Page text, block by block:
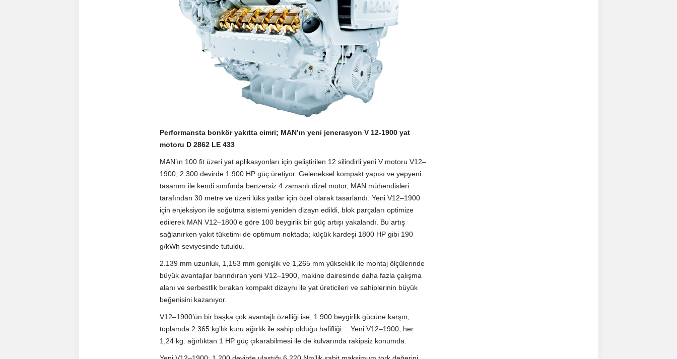
Performansta bonkör yakıtta cimri; MAN’ın yeni jenerasyon V 12-1900 yat
motoru D 2862 LE 433
MAN’ın 100 fit üzeri yat aplikasyonları için geliştirilen 12 silindirli yeni V motoru V12–
1900; 2.300 devirde 1.900 HP güç üretiyor. Geleneksel kompakt yapısı ve yepyeni
tasarımı ile kendi sınıfında benzersiz 4 zamanlı dizel motor, MAN mühendisleri
tarafından 30 metre ve üzeri lüks yatlar için özel olarak tasarlandı. Yeni V12–1900
için enjeksiyon ile soğutma sistemi yeniden dizayn edildi, blok parçaları optimize
edilerek MAN V12–1800’e göre 100 beygirlik bir güç artışı yakalandı. Bu artış
sağlanırken yakıt tüketimi de optimum noktada; küçük kardeşi 1800 HP gibi 190
g/kWh seviyesinde tutuldu.
2.139 mm uzunluk, 1,153 mm genişlik ve 1,265 mm yükseklik ile montaj ölçülerinde
büyük avantajlar barındıran yeni V12–1900, makine dairesinde daha fazla çalışma
alanı ve serbestlik bırakan kompakt dizaynı ile yat üreticileri ve sahiplerinin büyük
beğenisini kazanıyor.
V12–1900’ün bir başka çok avantajlı özelliği ise; 1.900 beygirlik gücüne karşın,
toplamda 2.365 kg’lık kuru ağırlık ile sahip olduğu hafifliği… Yeni V12–1900, her
1,24 kg. ağırlıktan 1 HP güç çıkarabilmesi ile de kulvarında rakipsiz konumda.